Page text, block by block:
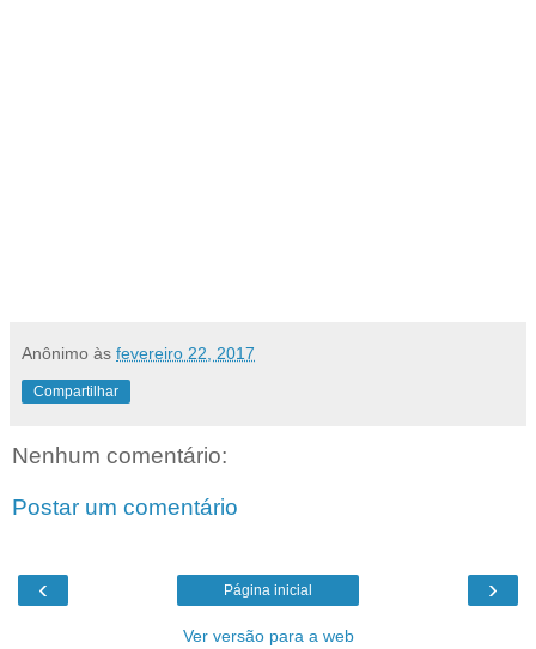
Anônimo às fevereiro 22, 2017
Compartilhar
Nenhum comentário:
Postar um comentário
‹ ›
Página inicial
Ver versão para a web